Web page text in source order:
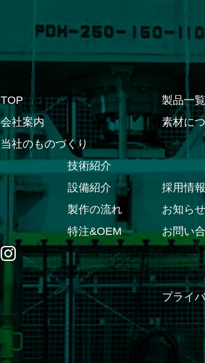
TOP
会社案内
当社のものづくり
技術紹介
設備紹介
製作の流れ
特注&OEM
製品一覧
素材に
採用情報
お知らせ
お問い
プライ